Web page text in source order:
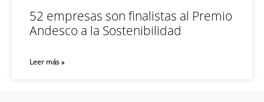
52 empresas son finalistas al Premio
Andesco a la Sostenibilidad
Leer más »